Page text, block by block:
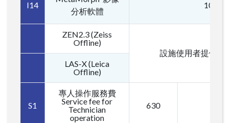
I14
分析軟體
1000
ZEN2.3 (Zeiss
Offline)
設施使用者提供免
LAS-X (Leica
Offline)
S1
專人操作服務費
Service fee for
Technician
operation
630